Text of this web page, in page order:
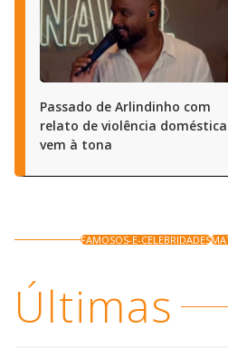
Passado de Arlindinho com
relato de violência doméstica
vem à tona
FAMOSOS-E-CELEBRIDADES
Últimas